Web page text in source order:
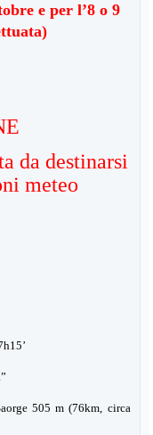
e per l’8 o 9
da destinarsi
meteo
505 m (76km, circa